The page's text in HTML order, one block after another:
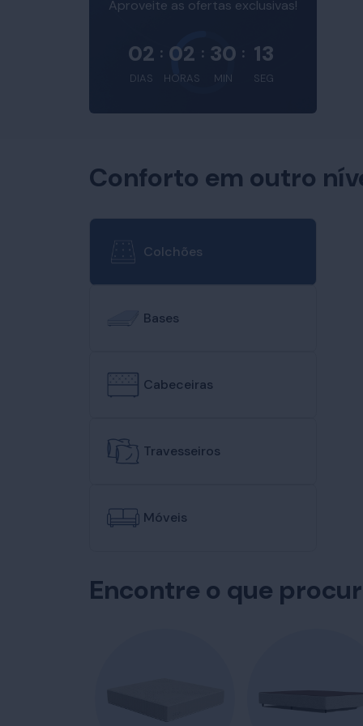
Aproveite as ofertas exclusivas!
02
DIAS
: 02
HORAS
: 30
MIN
: 12
SEG
Conforto em outro
Colchões
Bases
Cabeceiras
Travesseiros
Móveis
Encontre o que